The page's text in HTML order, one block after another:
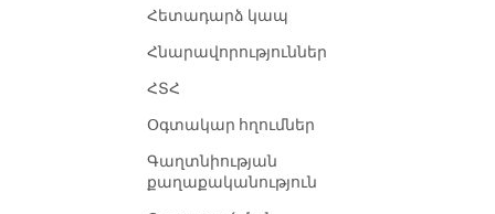
Հետադարձ կապ
Հնարավորություններ
ՀՏՀ
Օգտակար հղումներ
Գաղտնիության
քաղաքականություն